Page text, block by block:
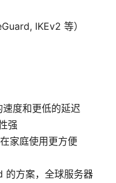
IKEv2 等）
度和更低的延迟
强
家庭使用更方便
的方案，全球服务器